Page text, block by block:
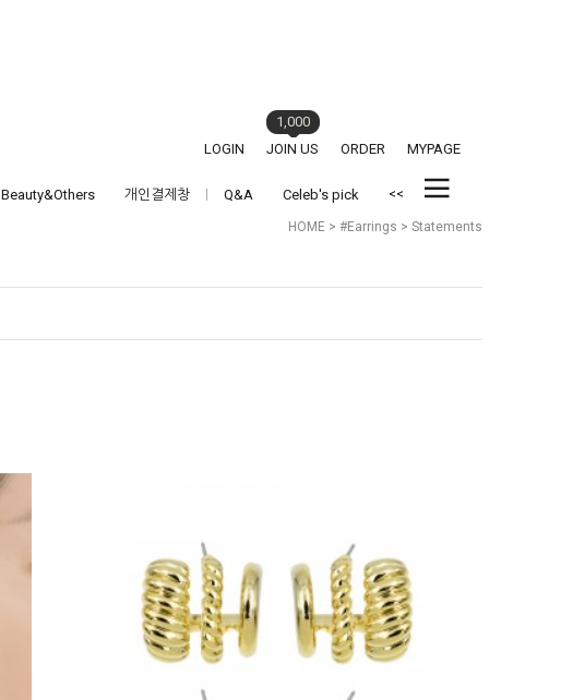
LOGIN JOIN US
1,000
ORDER
MYPAGE
Beauty&Others 개인결제창 Q&A Celeb's pick <<
HOME > #Earrings > Statements